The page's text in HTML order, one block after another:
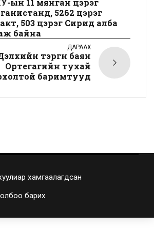
ын 11 мянган цэрэг
5262 цэрэг
503 цэрэг Сирид алба
байна
ДАРААХ
тэргүүн баян
Ортегагийн тухай
баримтууд
хамгаалагдсан
барих